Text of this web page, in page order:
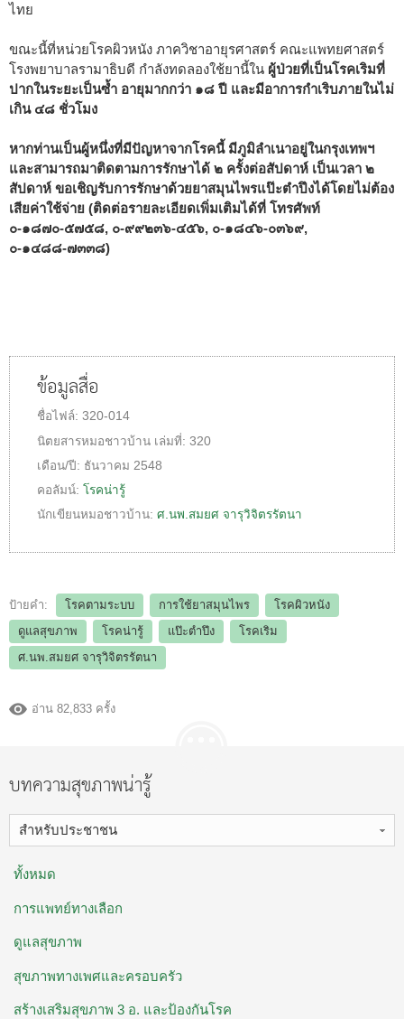
ไทย
ขณะนี้ที่หน่วยโรคผิวหนัง ภาควิชาอายุรศาสตร์ คณะแพทยศาสตร์
โรงพยาบาลรามาธิบดี กำลังทดลองใช้ยานี้ใน ผู้ป่วยที่เป็นโรคเริมที่
ปากในระยะเป็นซ้ำ อายุมากกว่า ๑๘ ปี และมีอาการกำเริบภายในไม่
เกิน ๔๘ ชั่วโมง
หากท่านเป็นผู้หนึ่งที่มีปัญหาจากโรคนี้ มีภูมิลำเนาอยู่ในกรุงเทพฯ
และสามารถมาติดตามการรักษาได้ ๒ ครั้งต่อสัปดาห์ เป็นเวลา ๒
สัปดาห์ ขอเชิญรับการรักษาด้วยยาสมุนไพรแป๊ะตำปึงได้โดยไม่ต้อง
เสียค่าใช้จ่าย (ติดต่อรายละเอียดเพิ่มเติมได้ที่ โทรศัพท์
๐-๑๘๗๐-๕๗๕๘, ๐-๙๙๒๓๖-๔๕๖, ๐-๑๘๔๖-๐๓๖๙,
๐-๑๔๘๘-๗๓๓๘)
ข้อมูลสื่อ
ชื่อไฟล์: 320-014
นิตยสารหมอชาวบ้าน เล่มที่: 320
เดือน/ปี: ธันวาคม 2548
คอลัมน์: โรคน่ารู้
นักเขียนหมอชาวบ้าน: ศ.นพ.สมยศ จารุวิจิตรรัตนา
ป้ายคำ: โรคตามระบบ การใช้ยาสมุนไพร
โรคผิวหนัง
ดูแลสุขภาพ
โรคน่ารู้ แป๊ะตำปึง
โรคเริม
ศ.นพ.สมยศ จารุวิจิตรรัตนา
อ่าน 82,833 ครั้ง
บทความสุขภาพน่ารู้
สำหรับประชาชน
ทั้งหมด
การแพทย์ทางเลือก
ดูแลสุขภาพ
สุขภาพทางเพศและครอบครัว
สร้างเสริมสุขภาพ 3 อ. ​และป้องกันโรค